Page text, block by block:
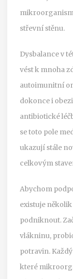
střevní stěnu.
Dysbalance v
vést k mnoha
autoimunitní
dokonce i
antibiotické
se toto pole
ukazují stále
celkovým
Abychom
existuje
podniknout.
vlákninu,
potravin.
které